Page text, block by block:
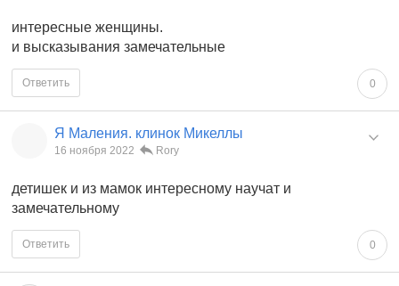
интересные женщины.
и высказывания замечательные
0
Ответить
Я Маления. клинок Микеллы
16 ноября 2022 Rory
детишек и из мамок интересному научат и
замечательному
0
Ответить